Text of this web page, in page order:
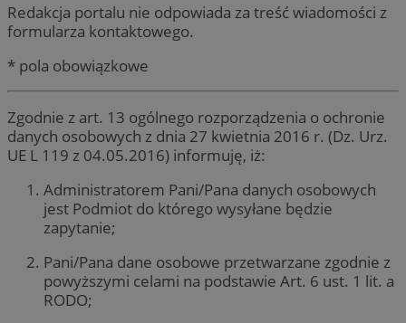
Redakcja portalu nie odpowiada za treść wiadomości z
formularza kontaktowego.
* pola obowiązkowe
Zgodnie z art. 13 ogólnego rozporządzenia o ochronie
danych osobowych z dnia 27 kwietnia 2016 r. (Dz. Urz.
UE L 119 z 04.05.2016) informuję, iż:
Administratorem Pani/Pana danych osobowych
jest Podmiot do którego wysyłane będzie
zapytanie;
Pani/Pana dane osobowe przetwarzane zgodnie z
powyższymi celami na podstawie Art. 6 ust. 1 lit. a
RODO;